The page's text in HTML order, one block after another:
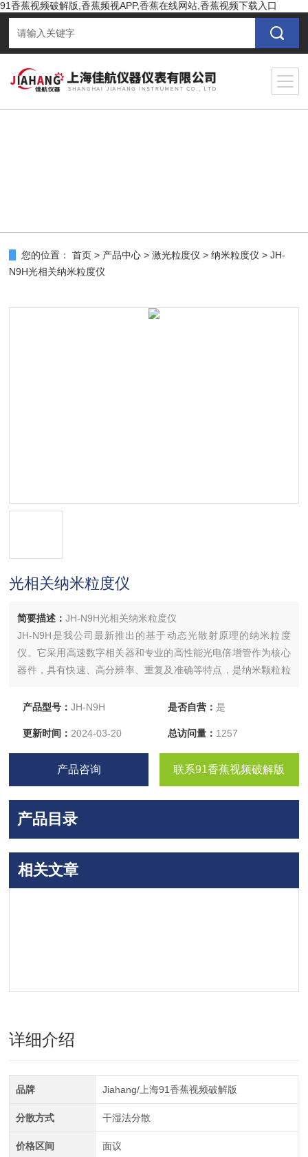
91香蕉视频破解版,香蕉频视APP,香蕉在线网站,香蕉视频下载入口
您的位置： 首页 > 产品中心 >激光粒度仪 >纳米粒度仪 > JH-
N9H光相关纳米粒度仪
光相关纳米粒度仪
简要描述：JH-N9H光相关纳米粒度仪
JH-N9H是我公司最新推出的基于动态光散射原理的纳米粒度
仪。它采用高速数字相关器和专业的高性能光电倍增管作为核心
器件，具有快速、高分辨率、重复及准确等特点，是纳米颗粒粒
产品型号：JH-N9H 是否自营： 是
更新时间： 2024-03-20 总访问量： 1257
产品咨询 联系91香蕉视频破解版
产品目录
相关文章
详细介绍
品牌 Jiahang/上海91香蕉视频破解版
分散方式 干湿法分散
价格区间 面议